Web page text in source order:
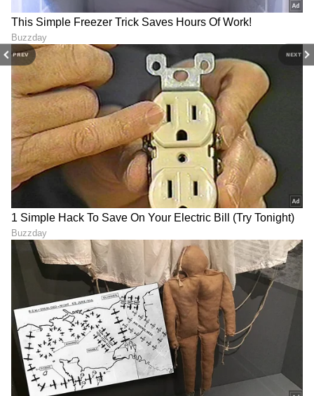
PREV NEXT
Image Credit :Instagram
ಬ್ಯಾಂಕ್ ಉದ್ಯೋಗದಿಂದ ನಟನೆವರೆಗಿನ ಜರ್ನಿ
ಮೂಲತಃ ಉಡುಪಿಯವರಾದ ಶಿಲ್ಪಾ, ಹುಟ್ಟಿ ಬೆಳೆದಿದ್ದು
ಎಲ್ಲವೂ ಮಂಗಳೂರಿನಲ್ಲಿ. ಸದ್ಯ ನಟನೆಗಾಗಿ ಬೆಂಗಳೂರಿನಲ್ಲಿ
ನೆಲೆಯಾಗಿದ್ದಾರೆ. ಅಂದ ಹಾಗೆ ಶಿಲ್ಪಾ ಕಾಮತ್ ಎಂಕಾಂ
ಪದವೀಧರೆ. ವಿದ್ಯಭ್ಯಾಸ ಮುಗಿದ ಮೇಲೆ ಒಂದಷ್ಟು ಸಮಯ
ಬ್ಯಾಂಕ್‌ನಲ್ಲಿ ಕೆಲಸ ಮಾಡಿದ್ದರು. ನಂತರ ಐಟಿ
ಕಂಪನಿಯೊಂದರಲ್ಲಿ ಕೆಲಸ ಮಾಡಿದ್ದರು.
7
7
Image Credit :Instagram
ಇವರು ‘ಮಿಸ್ ಮಂಗಳೂರು’ ಕೂಡ ಹೌದು
ಶಿಲ್ಪಾ ಕಾಮತ್ ಕಿರುತೆರೆಯಲ್ಲಿ ಬಣ್ಣ ಹಚ್ಚುವ ಮುನ್ನ